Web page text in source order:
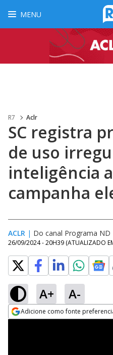
MENU
R7 Aclr
SC registra
de uso
inteligência
campanha
ACLR | Do canal Programa
26/09/2024 - 20H39 (ATUALIZADO
A+ A-
Adicione como fonte